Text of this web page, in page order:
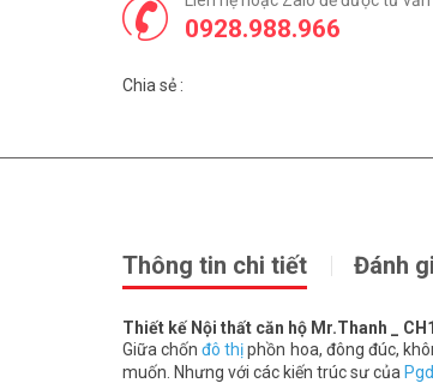
0928.988.966
Chia sẻ :
Thông tin chi tiết Đánh
Thiết kế Nội thất căn hộ Mr.Thanh _
Giữa chốnđô thịphồn hoa, đông đúc,
muốn. Nhưng với các kiến trúc sư của